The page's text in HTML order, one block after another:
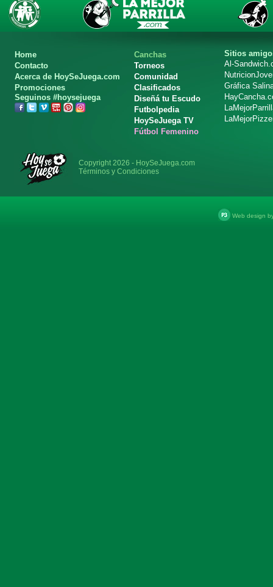
Home
Contacto
Acerca de HoySeJuega.com
Promociones
Seguinos #hoysejuega
Canchas
Torneos
Comunidad
Clasificados
Diseñá tu Escudo
Futbolpedia
HoySeJuega TV
Fútbol Femenino
Sitios
Al-
Gráfica
Copyright 2026 - HoySeJuega.com
Términos y Condiciones
Web design